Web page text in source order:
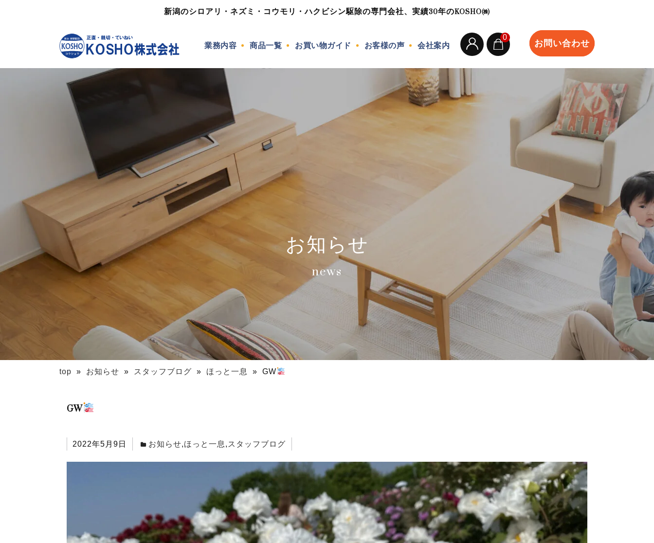
新潟のシロアリ・ネズミ・コウモリ・ハクビシン駆除の専門会社、実績30年のKOSHO㈱
0
業務内容
商品一覧 お買い物ガイド お客様の声 会社案内 お問い合わせ
お知らせ
news
top » お知らせ » スタッフブログ » ほっと一息 » GW
GW
2022年5月9日 お知らせ,ほっと一息 , スタッフブログ